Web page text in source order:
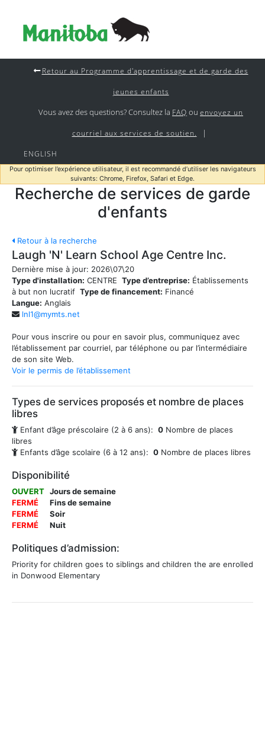
Retour au Programme d'apprentissage et de garde des
jeunes enfants
Vous avez des questions? Consultez la FAQ ou envoyez un
courriel aux services de soutien. |
ENGLISH
Pour optimiser l’expérience utilisateur, il est recommandé d’utiliser les navigateurs
suivants: Chrome, Firefox, Safari et Edge.
Recherche de services de garde
d'enfants
Retour à la recherche
Laugh 'N' Learn School Age Centre Inc.
Dernière mise à jour: 2026\07\20
Type d'installation: CENTRE Type d’entreprise: Établissements
à but non lucratif Type de financement: Financé
Langue: Anglais
lnl1@mymts.net
Pour vous inscrire ou pour en savoir plus, communiquez avec
l’établissement par courriel, par téléphone ou par l’intermédiaire
de son site Web.
Voir le permis de l’établissement
Types de services proposés et nombre de places
libres
Enfant d’âge préscolaire (2 à 6 ans): 0 Nombre de places
libres
Enfants d’âge scolaire (6 à 12 ans): 0 Nombre de places libres
Disponibilité
OUVERT Jours de semaine
FERMÉ
Fins de semaine
FERMÉ
Soir
FERMÉ
Nuit
Politiques d’admission:
Priority for children goes to siblings and children the are enrolled
in Donwood Elementary